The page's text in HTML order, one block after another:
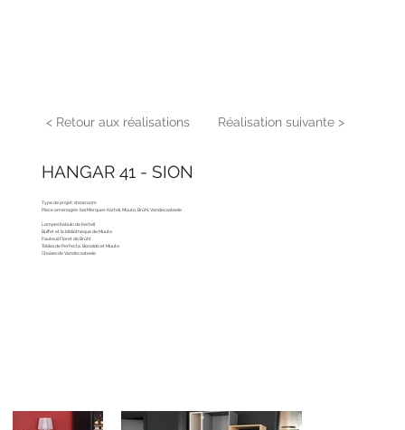
< Retour aux réalisations Réalisation suivante >
HANGAR 41 - SION
Type de projet: showroom
Pièce aménagée: barMarques: Kartell, Muuto, Brühl, Vandecasteele
Lampes Kabuki de Kartell
Buffet et la bibliothèque de Muuto
Fauteuil Floret de Brühl
Tables de Perfecta, Bonaldo et Muuto
Chaises de Vandecasteele